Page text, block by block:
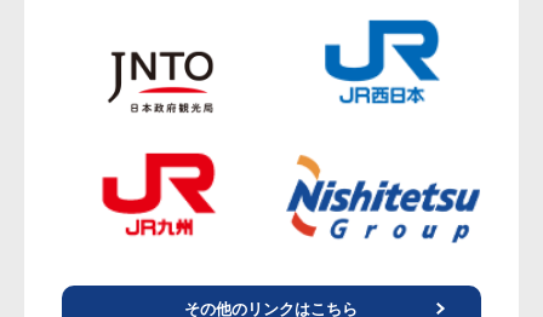
その他のリンクはこちら